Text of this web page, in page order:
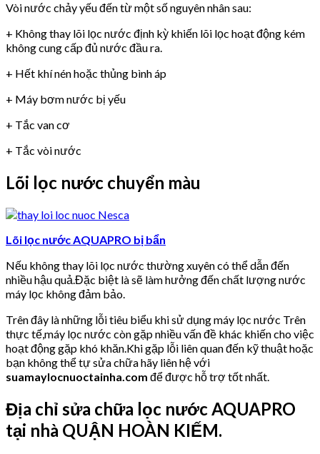
Vòi nước chảy yếu đến từ một số nguyên nhân sau:
+ Không thay lõi lọc nước định kỳ khiến lõi lọc hoạt động kém
không cung cấp đủ nước đầu ra.
+ Hết khí nén hoặc thủng bình áp
+ Máy bơm nước bị yếu
+ Tắc van cơ
+ Tắc vòi nước
Lõi lọc nước chuyển màu
Lõi lọc nước AQUAPRO bị bẩn
Nếu không thay lõi lọc nước thường xuyên có thể dẫn đến
nhiều hậu quả.Đặc biệt là sẽ làm hưởng đến chất lượng nước
máy lọc không đảm bảo.
Trên đây là những lỗi tiêu biểu khi sử dụng máy lọc nước Trên
thực tế,máy lọc nước còn gặp nhiều vấn đề khác khiến cho việc
hoạt động gặp khó khăn.Khi gặp lỗi liên quan đến kỹ thuật hoặc
bạn không thể tự sửa chữa hãy liên hệ với
suamaylocnuoctainha.com để được hỗ trợ tốt nhất.
Địa chỉ sửa chữa lọc nước AQUAPRO
tại nhà QUẬN HOÀN KIẾM.